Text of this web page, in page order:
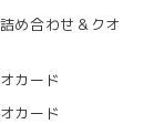
め合わせ＆クオ
カード
カード